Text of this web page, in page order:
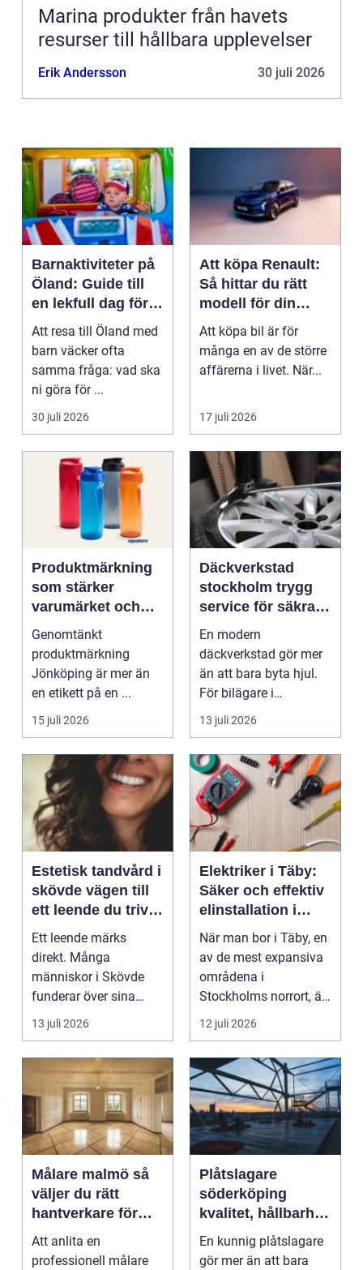
Marina produkter från havets
resurser till hållbara upplevelser
Erik Andersson 30 juli 2026
Barnaktiviteter på
Öland: Guide till
en lekfull dag för
hela familjen
Att resa till Öland med
barn väcker ofta
samma fråga: vad ska
ni göra för ...
30 juli 2026
Att köpa Renault:
Så hittar du rätt
modell för din
vardag
Att köpa bil är för
många en av de större
affärerna i livet. När...
17 juli 2026
Produktmärkning
som stärker
varumärket och
förenklar vardagen
Genomtänkt
produktmärkning
Jönköping är mer än
en etikett på en ...
15 juli 2026
Däckverkstad
stockholm trygg
service för säkra
mil året runt
En modern
däckverkstad gör mer
än att bara byta hjul.
För bilägare i
Stockholm handlar
valet av däck...
13 juli 2026
Estetisk tandvård i
skövde vägen till
ett leende du trivs
med
Ett leende märks
direkt. Många
människor i Skövde
funderar över sina
tänder, men skjuter
upp att gör...
13 juli 2026
Elektriker i Täby:
Säker och effektiv
elinstallation i
norrort
När man bor i Täby, en
av de mest expansiva
områdena i
Stockholms norrort, är
b...
12 juli 2026
Målare malmö så
väljer du rätt
hantverkare för
hem och företag
Att anlita en
professionell målare
Plåtslagare
söderköping
kvalitet, hållbarhet
och tryggt
takarbete
En kunnig plåtslagare
gör mer än att bara